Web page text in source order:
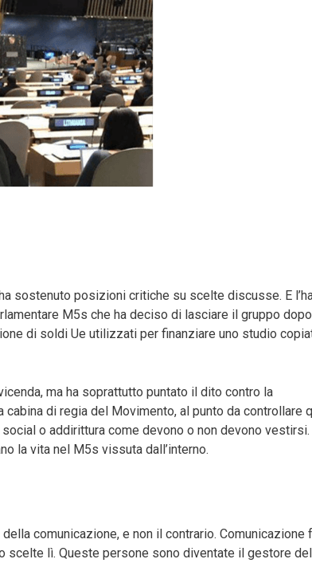
sostenuto posizioni critiche su scelte discusse. E
M5s che ha deciso di lasciare il gruppo dopo
di soldi Ue utilizzati per finanziare uno studio
ma ha soprattutto puntato il dito contro la
di regia del Movimento, al punto da controllare
o addirittura come devono o non devono vestirsi.
la vita nel M5s vissuta dall’interno.
comunicazione, e non il contrario. Comunicazione
scelte lì. Queste persone sono diventate il gestore